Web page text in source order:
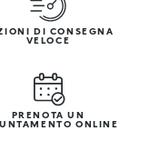
DI CONSEGNA
VELOCE
PRENOTA UN
ONLINE